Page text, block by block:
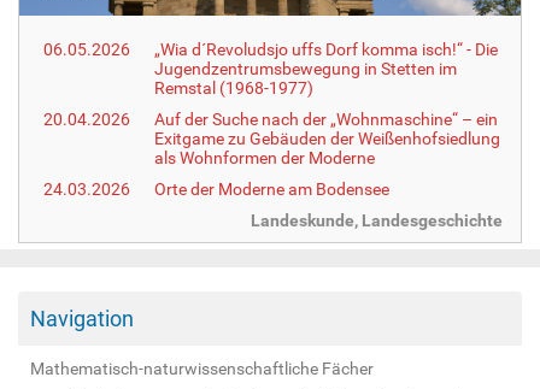
06.05.2026
„Wia d´Revoludsjo uffs Dorf komma isch!“ - Die
Jugendzentrumsbewegung in Stetten im
Remstal (1968-1977)
20.04.2026
Auf der Suche nach der „Wohnmaschine“ – ein
Exitgame zu Gebäuden der Weißenhofsiedlung
als Wohnformen der Moderne
24.03.2026
Orte der Moderne am Bodensee
Landeskunde, Landesgeschichte
Navigation
Mathematisch-naturwissenschaftliche Fächer